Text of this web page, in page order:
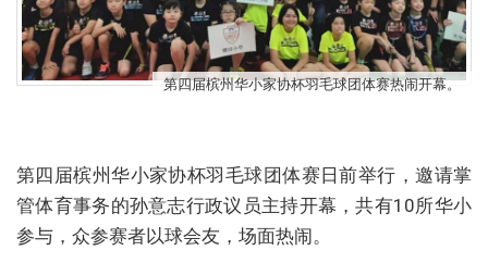
第四届槟州华小家协杯羽毛球团体赛热闹开幕。
第四届槟州华小家协杯羽毛球团体赛日前举行，邀请掌
管体育事务的孙意志行政议员主持开幕，共有10所华小
参与，众参赛者以球会友，场面热闹。